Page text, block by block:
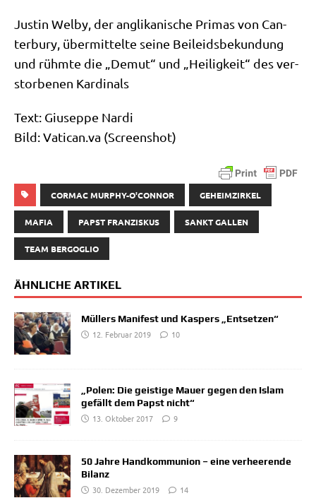
Justin Wel­by, der angli­ka­ni­sche Pri­mas von Can­
ter­bu­ry, über­mit­tel­te sei­ne Bei­leids­be­kun­dung
und rühm­te die „Demut“ und „Hei­lig­keit“ des ver­
stor­be­nen Kardinals
Text: Giu­sep­pe Nardi
Bild: Vati​can​.va (Screen­shot)
CORMAC MURPHY-O'CONNOR GEHEIMZIRKEL
MAFIA PAPST FRANZISKUS SANKT GALLEN
TEAM BERGOGLIO
ÄHNLICHE ARTIKEL
Müllers Manifest und Kaspers „Entsetzen“
12. Februar 2019
10
„Polen: Die geistige Mauer gegen den Islam
gefällt dem Papst nicht“
13. Oktober 2017
9
50 Jahre Handkommunion – eine verheerende
Bilanz
30. Dezember 2019
14